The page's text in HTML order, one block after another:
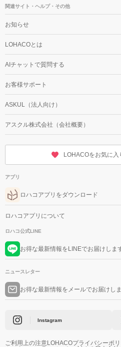
関連サイト・ヘルプ・その他
お知らせ
LOHACOとは
AIチャットで質問する
お客様サポート
ASKUL（法人向け）
アスクル株式会社（会社概要）
LOHACOをお気に
アプリ
ロハコアプリをダウンロード
ロハコアプリについて
ロハコ公式LINE
お得な最新情報をLINEでお届けしま
ニュースレター
お得な最新情報をメールでお届けし
Instagram
ご利用上の注意LOHACOプライバシーポ